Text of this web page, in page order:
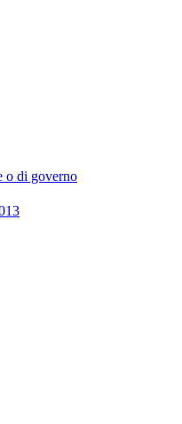
o di governo